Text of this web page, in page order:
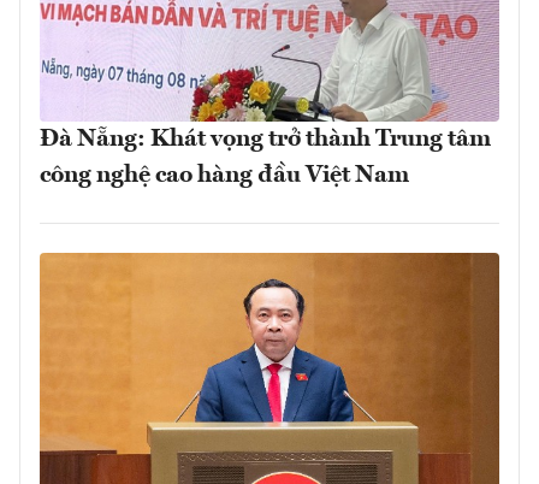
Đà Nẵng: Khát vọng trở thành Trung tâm
công nghệ cao hàng đầu Việt Nam